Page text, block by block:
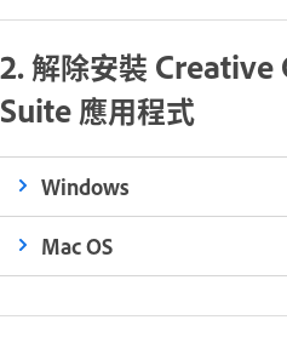
2. 解除安裝
Suite 應用程式
Windows
Mac OS